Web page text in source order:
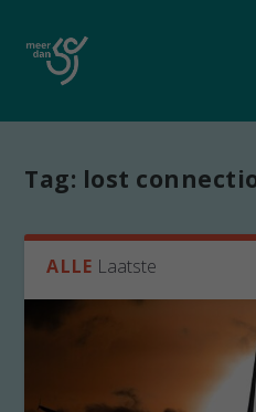
Tag: lost
ALLE Laatste